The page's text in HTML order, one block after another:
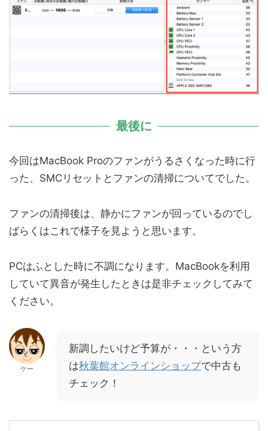
最後に
今回はMacBook Proのファンがうるさくなった時に行
った、SMCリセットとファンの清掃についてでした。
ファンの清掃後は、静かにファンが回っているのでし
ばらくはこれで様子を見ようと思います。
PCはふとした時に不調になります。MacBookを利用
していて異音が発生したときは是非チェックしてみて
ください。
ケー
新調したいけど予算が・・・という方
は秋葉館オンラインショップで中古も
チェック！